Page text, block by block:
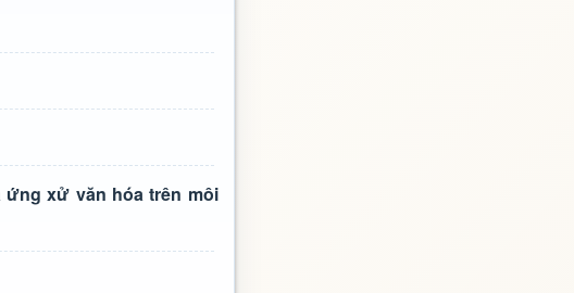
ứng xử văn hóa trên môi